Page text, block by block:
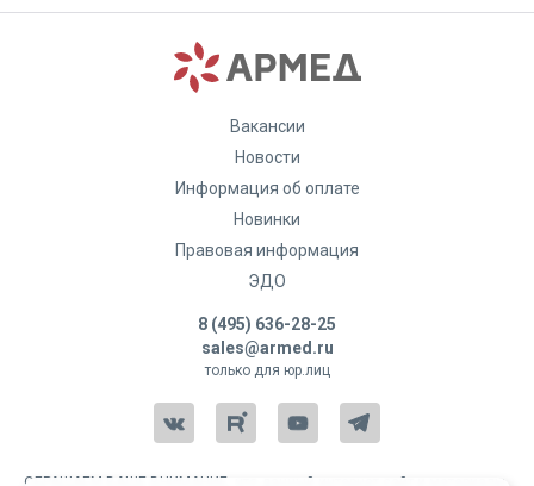
Вакансии
Новости
Информация об оплате
Новинки
Правовая информация
ЭДО
8 (495) 636-28-25
sales@armed.ru
только для юр.лиц